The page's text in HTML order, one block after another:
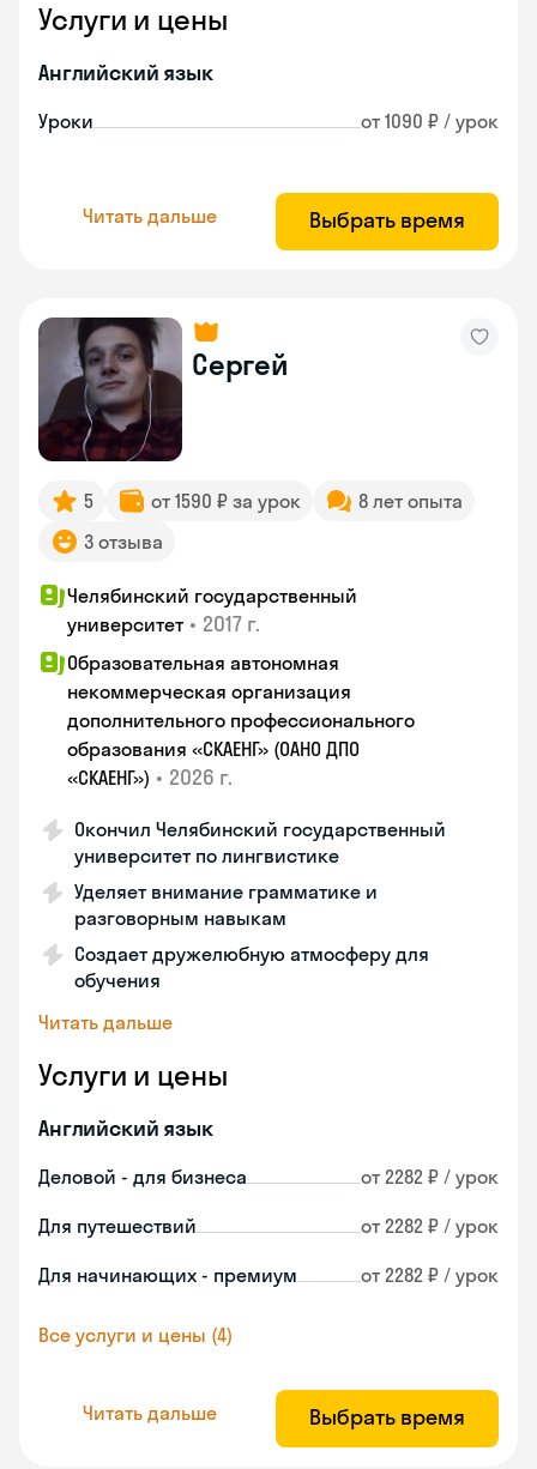
Услуги и цены
Английский язык
Уроки от 1090 ₽ / урок
Читать дальше Выбрать время
Сергей
5 от 1590 ₽ за урок
8 лет опыта
3 отзыва
Челябинский государственный
университет • 2017 г.
Образовательная автономная
некоммерческая организация
дополнительного профессионального
образования «СКАЕНГ» (ОАНО ДПО
«СКАЕНГ») • 2026 г.
Окончил Челябинский государственный
университет по лингвистике
Уделяет внимание грамматике и
разговорным навыкам
Создает дружелюбную атмосферу для
обучения
Читать дальше
Услуги и цены
Английский язык
Деловой - для бизнеса от 2282 ₽ / урок
Для путешествий от 2282 ₽ / урок
Для начинающих - премиум от 2282 ₽ / урок
Все услуги и цены (4)
Читать дальше Выбрать время